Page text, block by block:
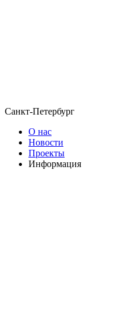
Санкт-Петербург
О нас
Новости
Проекты
Информация